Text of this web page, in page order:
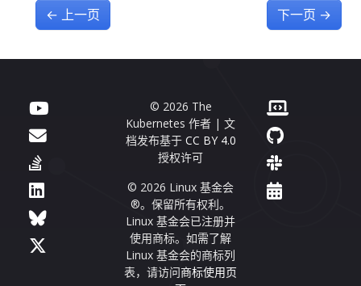
← 上一页 下一页 →
© 2026 The
Kubernetes 作者 | 文
档发布基于 CC BY 4.0
授权许可
© 2026 Linux 基金会
®。保留所有权利。
Linux 基金会已注册并
使用商标。如需了解
Linux 基金会的商标列
表，请访问商标使用页